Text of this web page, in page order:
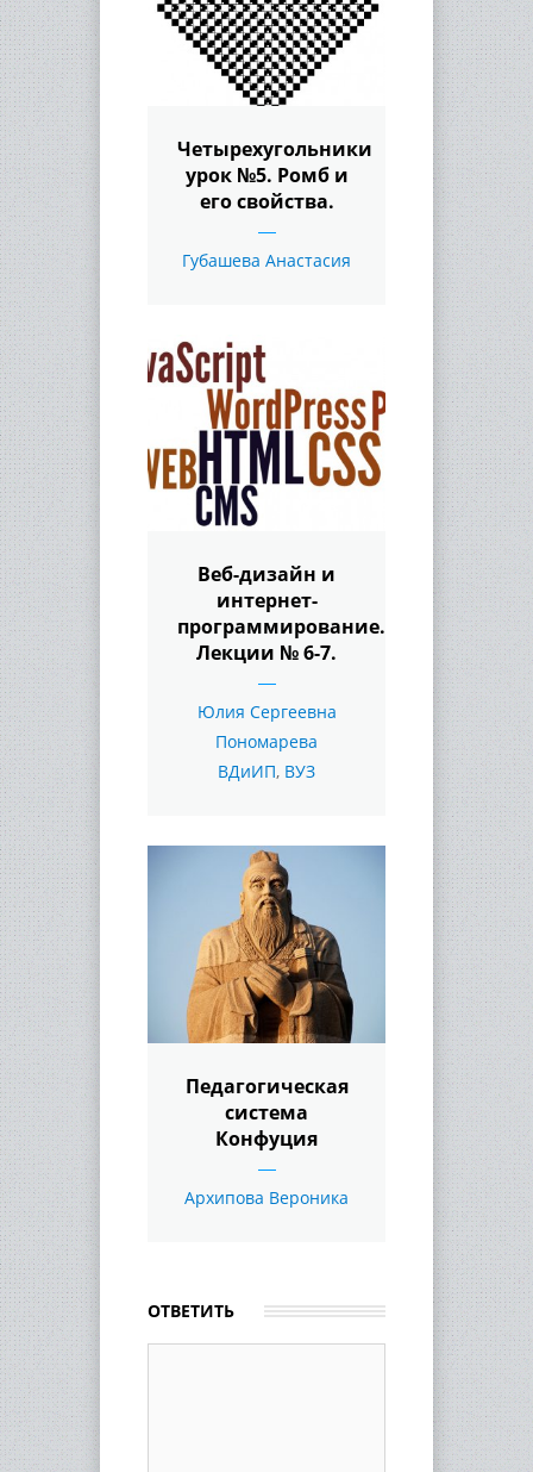
Четырехугольники
урок №5. Ромб и
его свойства.
Губашева Анастасия
Веб-дизайн и
интернет-
программирование.
Лекции № 6-7.
Юлия Сергеевна
Пономарева
ВДиИП, ВУЗ
Педагогическая
система
Конфуция
Архипова Вероника
ОТВЕТИТЬ